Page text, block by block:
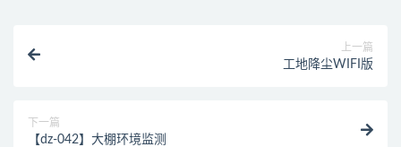
上一篇
工地降尘WIFI版
下一篇
【dz-042】大棚环境监测